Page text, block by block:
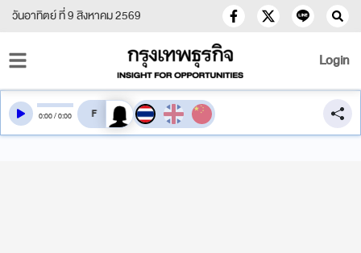
วันอาทิตย์ ที่ 9 สิงหาคม 2569
Login
0:00/0:00 สลับเสียงอ่าน